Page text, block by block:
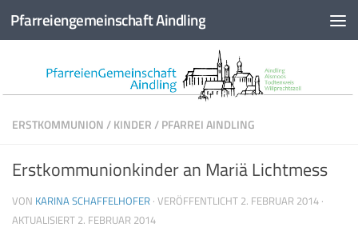
Zum Inhalt springen
Pfarreiengemeinschaft Aindling
ERSTKOMMUNION/KINDER/PFARREI AINDLING
Erstkommunionkinder an Mariä Lichtmess
VON KARINA SCHAFFELHOFER · VERÖFFENTLICHT 2. FEBRUAR 2014 ·
AKTUALISIERT 2. FEBRUAR 2014